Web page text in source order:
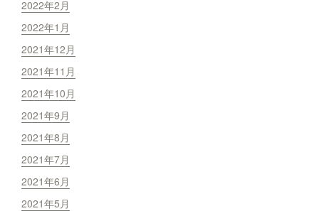
2022年2月
2022年1月
2021年12月
2021年11月
2021年10月
2021年9月
2021年8月
2021年7月
2021年6月
2021年5月